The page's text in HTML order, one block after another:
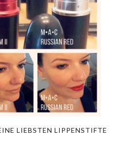
LIEBSTEN LIPPENSTIFTE